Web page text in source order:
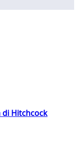
di Hitchcock